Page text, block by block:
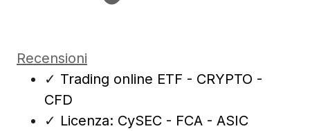
Recensioni
✓ Trading online ETF - CRYPTO -
CFD
✓ Licenza: CySEC - FCA - ASIC